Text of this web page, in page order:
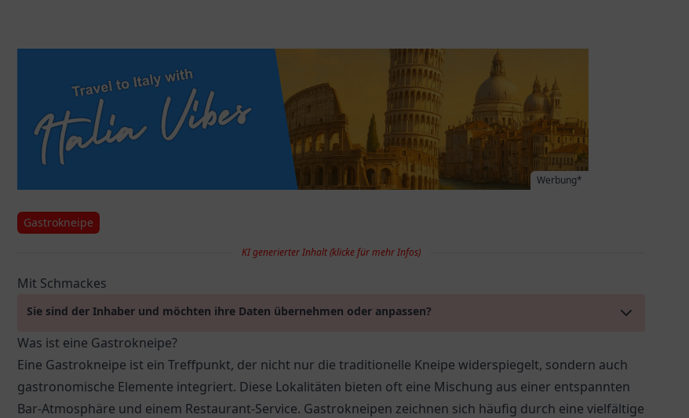
Werbung*
Gastrokneipe
KI generierter Inhalt (klicke für mehr Infos)
Mit Schmackes
Sie sind der Inhaber und möchten ihre Daten übernehmen oder anpassen?
Was ist eine Gastrokneipe?
Eine Gastrokneipe ist ein Treffpunkt, der nicht nur die traditionelle Kneipe widerspiegelt, sondern auch
gastronomische Elemente integriert. Diese Lokalitäten bieten oft eine Mischung aus einer entspannten
Bar-Atmosphäre und einem Restaurant-Service. Gastrokneipen zeichnen sich häufig durch eine vielfältige